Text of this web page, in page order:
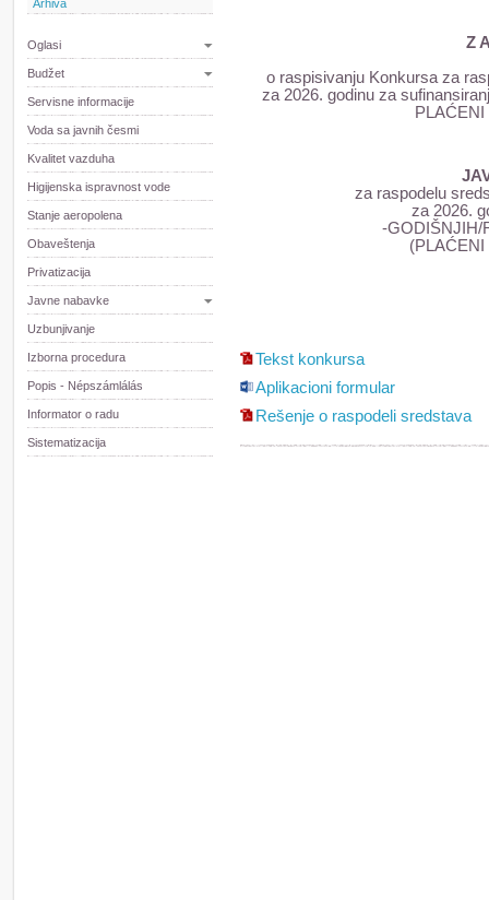
Arhiva
Oglasi
Budžet
Servisne informacije
Voda sa javnih česmi
Kvalitet vazduha
Higijenska ispravnost vode
Stanje aeropolena
Obaveštenja
Privatizacija
Javne nabavke
Uzbunjivanje
Izborna procedura
Popis - Népszámlálás
Informator o radu
Sistematizacija
Z
o raspisivanju Konkursa za
za 2026. godinu za
za raspodelu
za 2026.
-GODIŠNJIH/
Tekst konkursa
Aplikacioni formular
Rešenje o raspodeli sredstava